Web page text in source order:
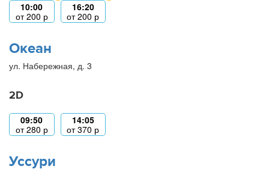
10:00
от200 р
16:20
от200 р
Океан
ул. Набережная, д. 3
2D
09:50
от280 р
14:05
от370 р
Уссури